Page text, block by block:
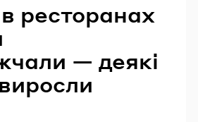
ресторанах
— деякі